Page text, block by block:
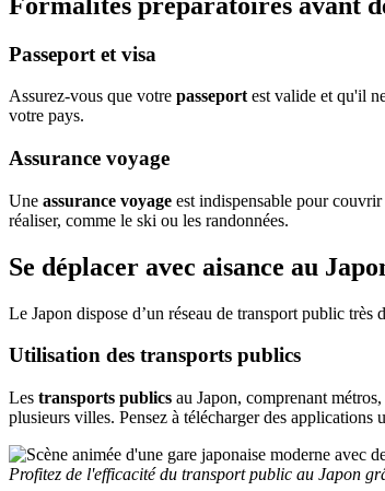
Passeport et visa
Assurez-vous que votre passeportest valide et qu'il
votre pays.
Assurance voyage
Une assurance voyage est indispensable pour
réaliser, comme le ski ou les randonnées.
Se déplacer avec aisance au
Le Japon dispose d’un réseau de transport public
Utilisation des transports publics
Les transports publics au Japon, comprenant
plusieurs villes. Pensez à télécharger des applications
Profitez de l'efficacité du transport public au Japon